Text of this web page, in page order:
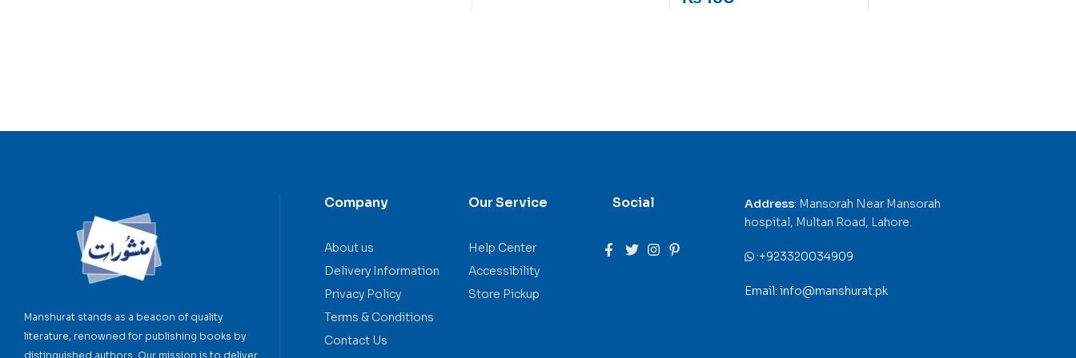
Manshurat stands as a beacon of quality
literature, renowned for publishing books by
distinguished authors. Our mission is to deliver
Company
About us
Delivery Information
Privacy Policy
Terms & Conditions
Contact Us
Our Service
Help Center
Accessibility
Store Pickup
Social Address: Mansorah Near Mansorah
hospital, Multan Road, Lahore.
:+923320034909
Email: info@manshurat.pk